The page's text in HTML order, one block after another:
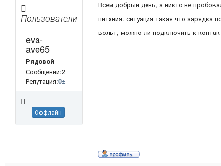
Пользователи
eva-
ave65
Рядовой
Сообщений:2
Репутация:0±
Оффлайн
Всем добрый день, а никто не
питания. ситуация такая что зарядка
вольт, можно ли подключить к